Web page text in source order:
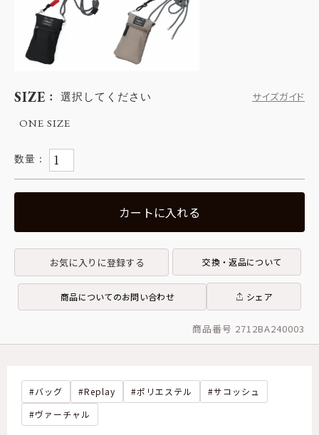
SIZE 選択してください
サイズガイド
ONE SIZE
カートに入れる
お気に入りに登録する 交換・返品について
商品についてのお問い合わせ シェア
商品番号 2712BA240003
バッグ Replay ポリエステル
サコッシュ
ヴァーチャル